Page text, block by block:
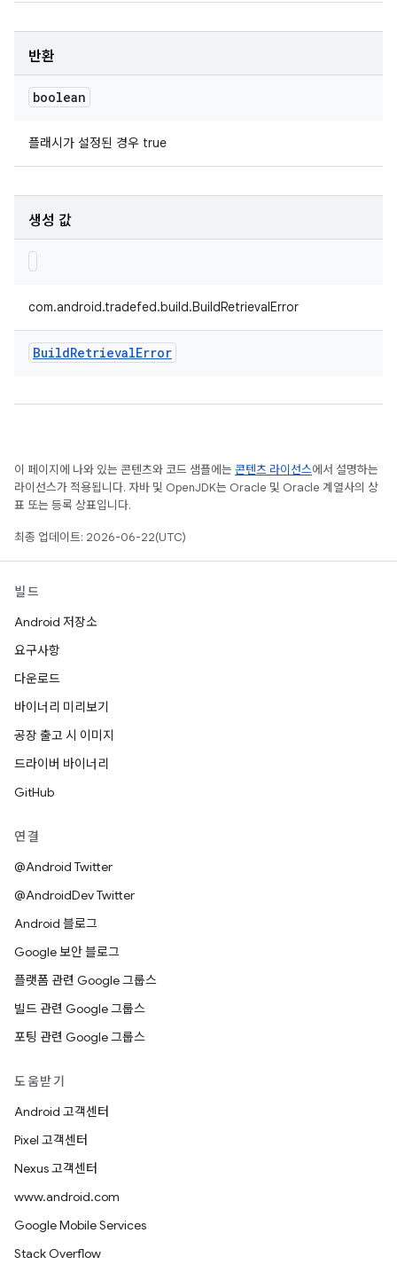
반환
boolean
플래시가 설정된 경우 true
생성 값
com.android.tradefed.build.BuildRetrievalError
BuildRetrievalError
이 페이지에 나와 있는 콘텐츠와 코드 샘플에는 콘텐츠 라이선스에서 설명하는
라이선스가 적용됩니다. 자바 및 OpenJDK는 Oracle 및 Oracle 계열사의 상
표 또는 등록 상표입니다.
최종 업데이트: 2026-06-22(UTC)
빌드
Android 저장소
요구사항
다운로드
바이너리 미리보기
공장 출고 시 이미지
드라이버 바이너리
GitHub
연결
@Android Twitter
@AndroidDev Twitter
Android 블로그
Google 보안 블로그
플랫폼 관련 Google 그룹스
빌드 관련 Google 그룹스
포팅 관련 Google 그룹스
도움받기
Android 고객센터
Pixel 고객센터
Nexus 고객센터
www.android.com
Google Mobile Services
Stack Overflow